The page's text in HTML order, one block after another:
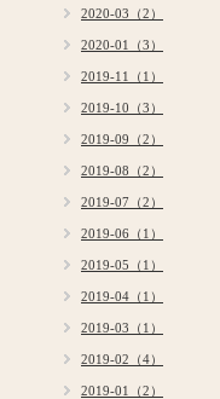
2020-03（2）
2020-01（3）
2019-11（1）
2019-10（3）
2019-09（2）
2019-08（2）
2019-07（2）
2019-06（1）
2019-05（1）
2019-04（1）
2019-03（1）
2019-02（4）
2019-01（2）